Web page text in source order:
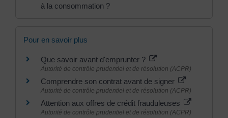
à la consommation ?
Pour en savoir plus
Que savoir avant d'emprunter ?
Autorité de contrôle prudentiel et de résolution (ACPR)
Comprendre son contrat avant de signer
Autorité de contrôle prudentiel et de résolution (ACPR)
Attention aux offres de crédit frauduleuses
Autorité de contrôle prudentiel et de résolution (ACPR)